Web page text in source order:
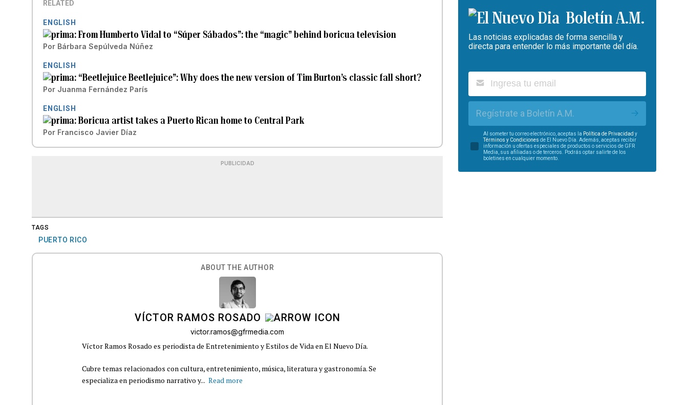
RELATED
ENGLISH
From Humberto Vidal to “Súper Sábados”: the “magic” behind boricua television
Por Bárbara Sepúlveda Núñez
ENGLISH
“Beetlejuice Beetlejuice”: Why does the new version of Tim Burton’s classic fall short?
Por Juanma Fernández París
ENGLISH
Boricua artist takes a Puerto Rican home to Central Park
Por Francisco Javier Díaz
PUBLICIDAD
TAGS
PUERTO RICO
ABOUT THE AUTHOR
VÍCTOR RAMOS ROSADO
victor.ramos@gfrmedia.com
Víctor Ramos Rosado es periodista de Entretenimiento y Estilos de Vida en El Nuevo Día.
Cubre temas relacionados con cultura, entretenimiento, música, literatura y gastronomía. Se
especializa en periodismo narrativo y... Read more
Boletín A.M.
Las noticias explicadas de forma sencilla y
directa para entender lo más importante del día.
Regístrate a Boletín A.M.
Al someter tu correo electrónico, aceptas la Política de Privacidad y
Términos y Condiciones de El Nuevo Día. Además, aceptas recibir
información u ofertas especiales de productos o servicios de GFR
Media, sus afiliadas o de terceros. Podrás optar salirte de los
boletines en cualquier momento.